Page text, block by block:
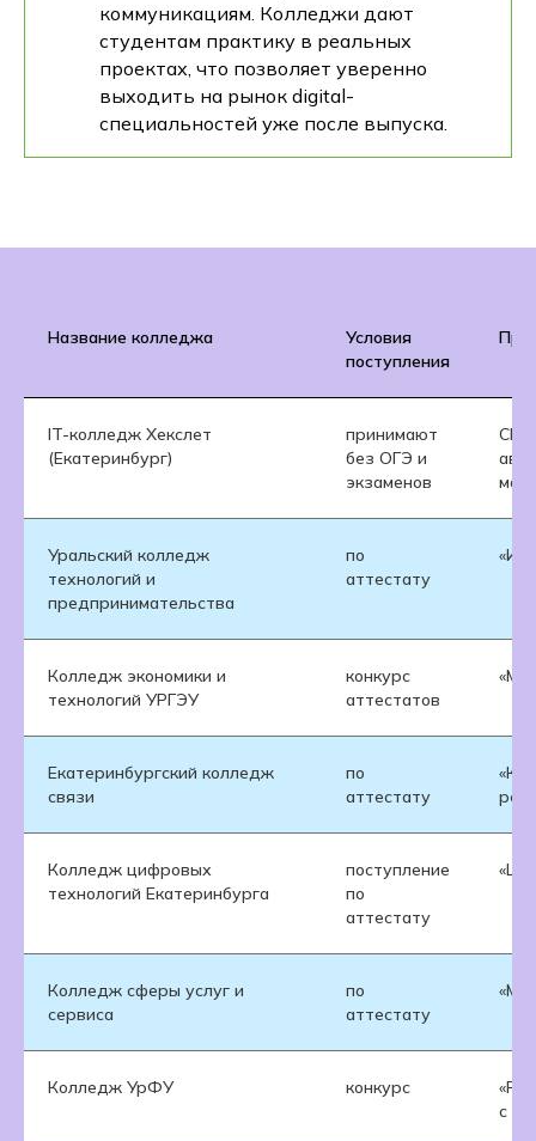
коммуникациям. Колледжи дают
студентам практику в реальных
проектах, что позволяет уверенно
выходить на рынок digital-
специальностей уже после выпуска.
Название колледжа
Условия
поступления
IT-колледж Хекслет
(Екатеринбург)
принимают
без ОГЭ и
экзаменов
Уральский колледж
технологий и
предпринимательства
по
аттестату
Колледж экономики и
технологий УРГЭУ
конкурс
аттестатов
Екатеринбургский колледж
связи
по
аттестату
Колледж цифровых
технологий Екатеринбурга
поступление
по
аттестату
Колледж сферы услуг и
сервиса
по
аттестату
Колледж УрФУ конкурс
с